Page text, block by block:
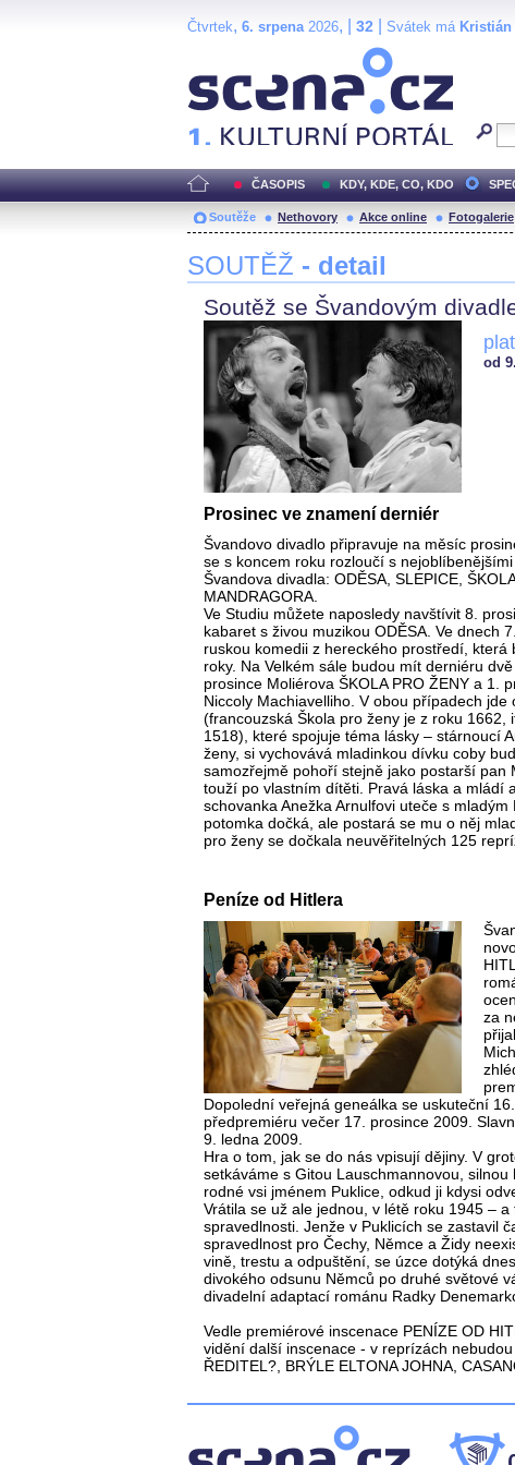
Čtvrtek, 6. srpena2026, | 32 Svátek má Kristián
ČASOPIS KDY, KDE, CO, KDO
Soutěže Nethovory Akce online Fotogalerie
SOUTĚŽ - detail
Soutěž se Švandovým
od
Prosinec ve znamení derniér
Švandovo divadlo připravuje na měsíc
se s koncem roku rozloučí s
Švandova divadla: ODĚSA, SLEPICE,
MANDRAGORA.
Ve Studiu můžete naposledy navštívit 8.
kabaret s živou muzikou ODĚSA. Ve dnech
ruskou komedii z hereckého prostředí,
roky. Na Velkém sále budou mít derniéru
prosince Moliérova ŠKOLA PRO ŽENY a 1.
Niccoly Machiavelliho. V obou případech jde
(francouzská Škola pro ženy je z roku 1662,
1518), které spojuje téma lásky – stárnoucí
ženy, si vychovává mladinkou dívku coby
samozřejmě pohoří stejně jako postarší pan
touží po vlastním dítěti. Pravá láska a mládí
schovanka Anežka Arnulfovi uteče s
potomka dočká, ale postará se mu o něj
pro ženy se dočkala neuvěřitelných 125
Peníze od Hitlera
za
Dopolední veřejná geneálka se uskuteční
předpremiéru večer 17. prosince 2009.
9. ledna 2009.
Hra o tom, jak se do nás vpisují dějiny. V
setkáváme s Gitou Lauschmannovou,
rodné vsi jménem Puklice, odkud ji kdysi
Vrátila se už ale jednou, v létě roku 1945 –
spravedlnosti. Jenže v Puklicích se zastavil
spravedlnost pro Čechy, Němce a Židy
vině, trestu a odpuštění, se úzce dotýká
divokého odsunu Němců po druhé světové
divadelní adaptací románu Radky
Vedle premiérové inscenace PENÍZE OD
vidění další inscenace - v reprízách
ŘEDITEL?, BRÝLE ELTONA JOHNA,